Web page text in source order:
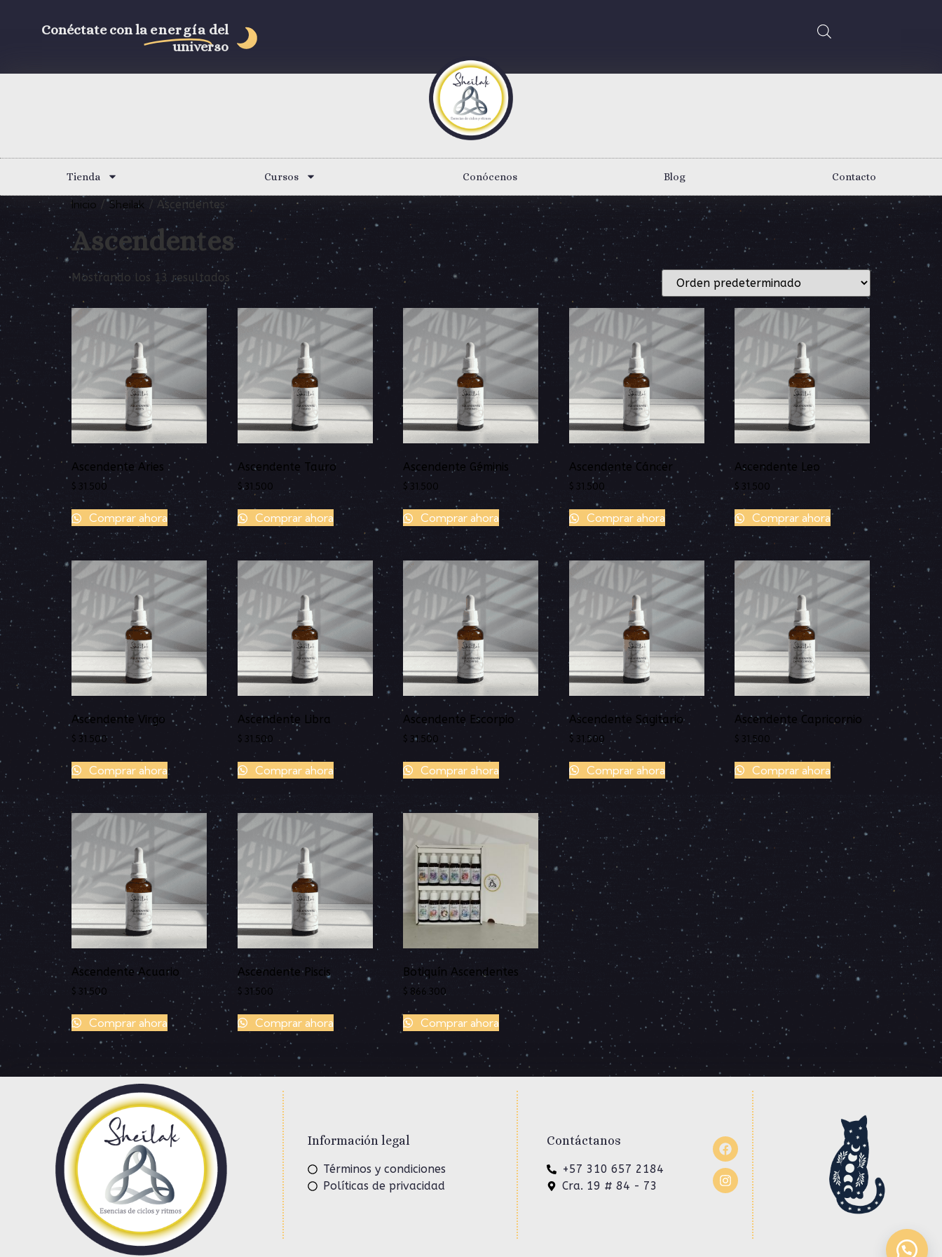
Conéctate con la energía del
universo
Tienda Cursos Conócenos Blog Contacto
Inicio /Sheilak / Ascendentes
Ascendentes
Mostrando los 13 resultados
Ascendente Aries
$ 31.500
Comprar ahora
Ascendente Tauro
$31.500
Comprar ahora
Ascendente Géminis
$31.500
Comprar ahora
Ascendente Cáncer
$ 31.500
Comprar ahora
Ascendente Leo
$ 31.500
Comprar ahora
Ascendente Virgo
$ 31.500
Comprar ahora
Ascendente Libra
$ 31.500
Comprar ahora
Ascendente Escorpio
$ 31.500
Comprar ahora
Ascendente Sagitario
$ 31.500
Comprar ahora
Ascendente Capricornio
$ 31.500
Comprar ahora
Ascendente Acuario
$ 31.500
Comprar ahora
Ascendente Piscis
$ 31.500
Comprar ahora
Botiquín Ascendentes
$ 866.300
Comprar ahora
Información legal
Términos y condiciones
Políticas de privacidad
Contáctanos
+57 310 657 2184
Cra. 19 # 84 - 73